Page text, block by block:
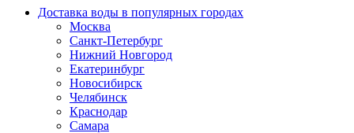
Доставка воды в популярных городах
Москва
Санкт-Петербург
Нижний Новгород
Екатеринбург
Новосибирск
Челябинск
Краснодар
Самара